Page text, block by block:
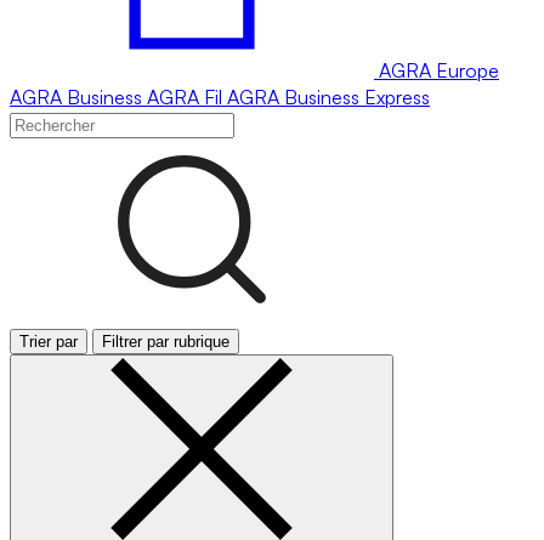
AGRA Europe
AGRA Business AGRA Fil AGRA Business Express
Trier par Filtrer par rubrique